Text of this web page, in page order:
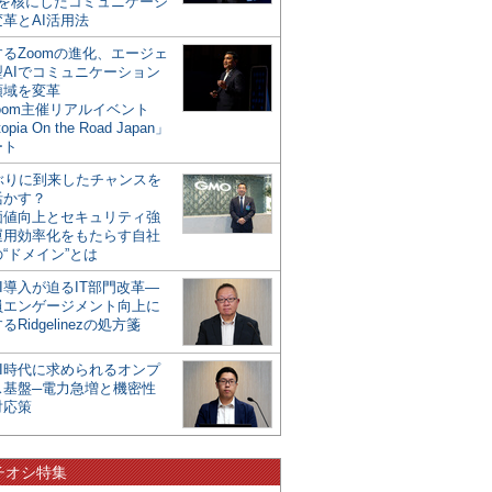
革とAI活用法
Zoomの進化、エージェ
でコミュニケーション
域を変革
主催リアルイベント
On the Road Japan」
りに到来したチャンスを
す？
値向上とセキュリティ強
効率化をもたらす自社
ドメイン”とは
導入が迫るIT部門改革―
ンゲージメント向上に
Ridgelinezの処方箋
代に求められるオンプ
基盤─電力急増と機密性
応策
オシ特集